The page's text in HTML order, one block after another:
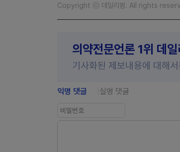
Copyright ⓒ 데일리팜. All rights
의약전문언론 1위 데
기사화된 제보내용에 대해
익명 댓글 실명 댓글